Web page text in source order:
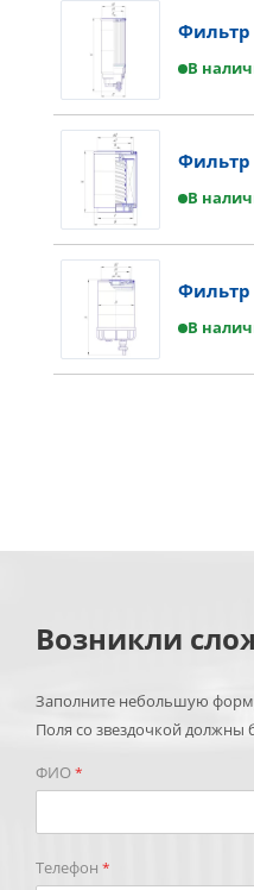
Фильтр
В
Фильтр
В
Фильтр
В
Возникли
Заполните небольшую
Поля со звездочкой должны
ФИО*
Телефон *